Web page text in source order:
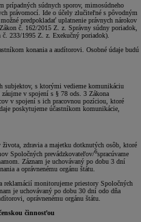
prípadných súdnych sporov, mimosúdneho
právomocí. Ide o účely zlučiteľné s pôvodným
predpokladať uplatnenie právnych nárokov
č. 162/2015 Z. z. Správny súdny poriadok,
233/1995 Z. z. Exekučný poriadok).
konania a audítorovi. Osobné údaje budú
subjektov, s ktorými vedieme komunikáciu
v spojení s § 78 ods. 3 Zákona
v spojení s ich pracovnou pozíciou, ktoré
poskytujeme účastníkom komunikácie,
zdravia a majetku dotknutých osôb, ktoré
Spoločných prevádzkovateľov/6spracúvame
Záznam je uchovávaný po dobu 3 dní
a oprávnenému orgánu štátu.
monitorujeme priestory Spoločných
je uchovávaný po dobu 30 dní odo dňa
oprávnenému orgánu štátu.
činnosťou